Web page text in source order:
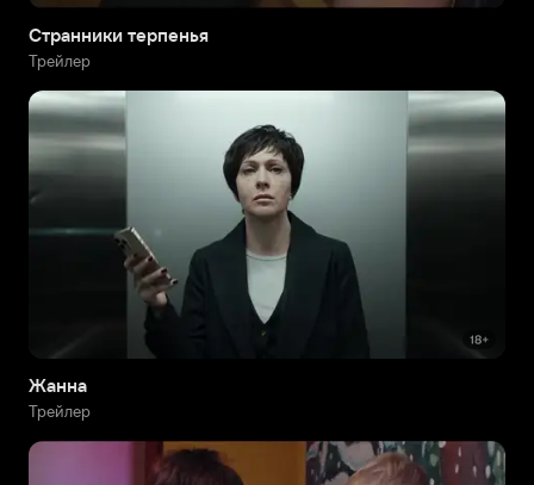
Странники терпенья
Трейлер
Жанна
Трейлер